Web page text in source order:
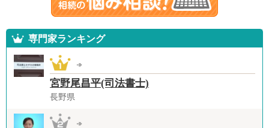
専門家ランキング
宮野尾昌平(司法書士)
長野県